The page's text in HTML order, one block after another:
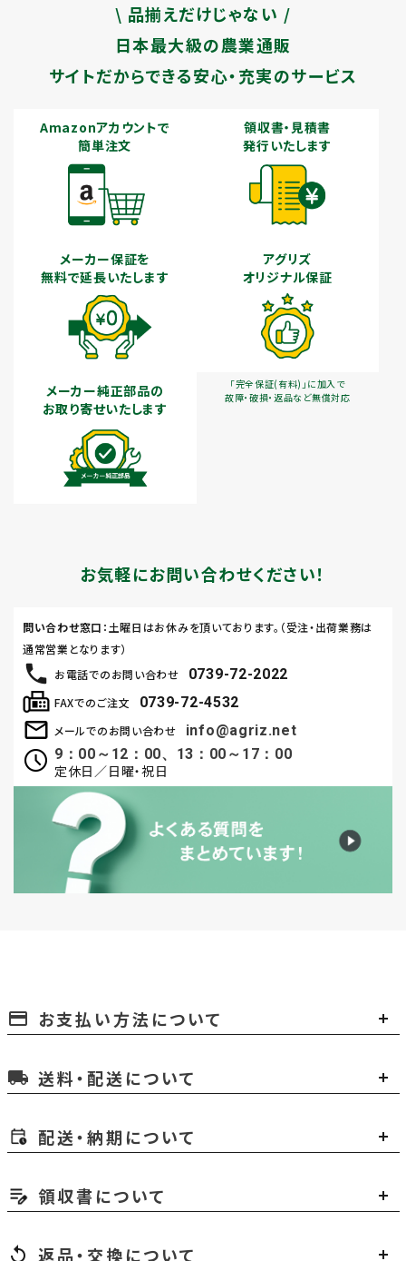
\ 品揃えだけじゃない /
日本最大級の農業通販
サイトだからできる安心・充実のサービス
Amazonアカウントで
簡単注文
領収書・見積書
発行いたします
メーカー保証を
無料で延長いたします
アグリズ
オリジナル保証
「完全保証(有料)」に加入で
故障・破損・返品など無償対応
メーカー純正部品の
お取り寄せいたします
お気軽にお問い合わせください！
お電話でのお問い合わせ 0739-72-2022
メールでのお問い合わせ
info@agriz.net
9：00～12：00、13：00～17：00
定休日／日曜・祝日
FAXでのご注文 0739-72-4532
問い合わせ窓口 ：土曜日はお休みを頂いております。（受注・出荷業務は
通常営業となります）
payment お支払い方法について
local_shipping 送料・配送について
配送・納期について
領収書について
返品・交換について